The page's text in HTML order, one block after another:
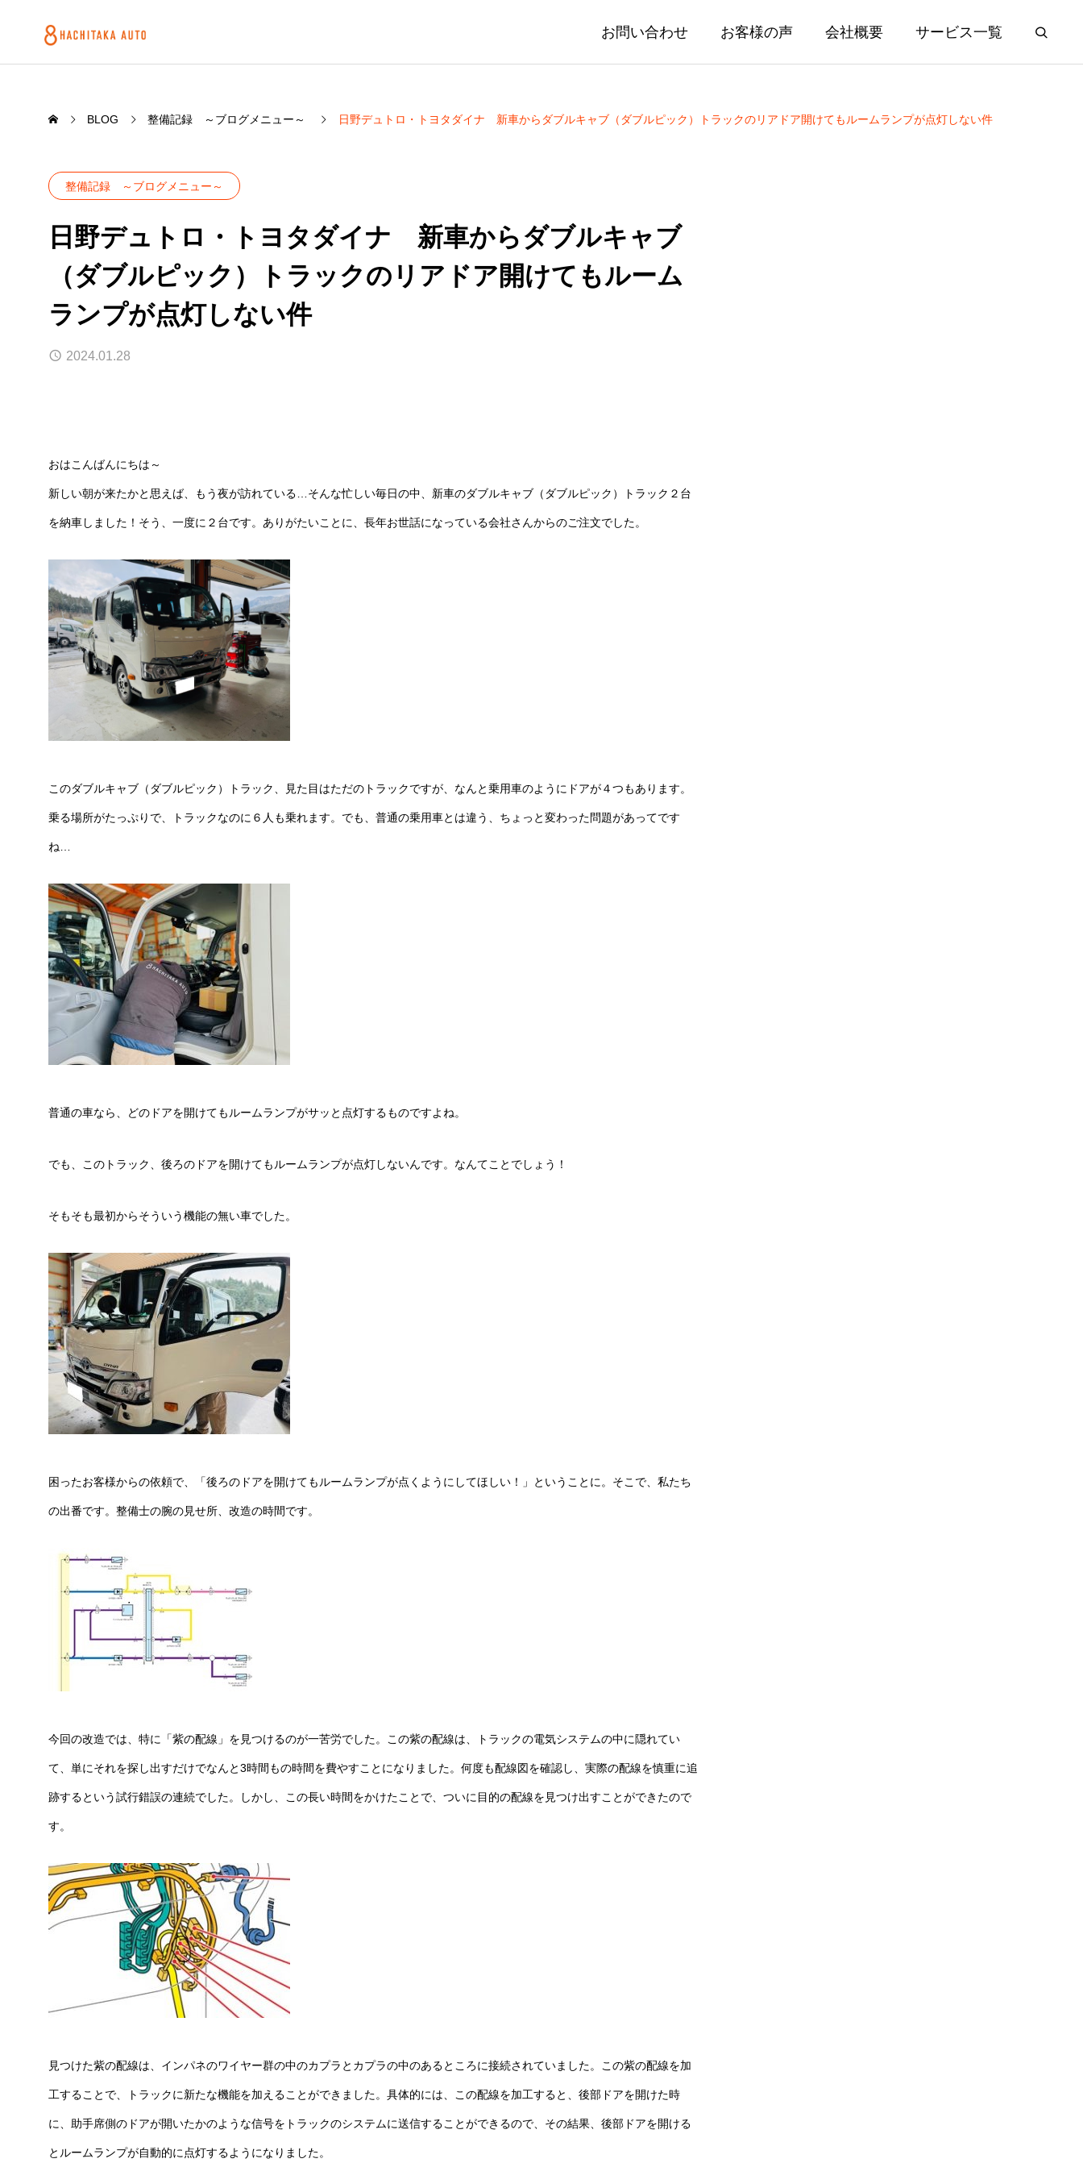
お問い合わせ お客様の声 会社概要 サービス一覧
BLOG 整備記録 ～ブログメニュー～ 日野デュトロ・トヨタダイナ 新車からダブルキャブ（ダブルピック）トラックのリアドア開けてもルームランプが点灯しない件
整備記録 ～ブログメニュー～
日野デュトロ・トヨタダイナ 新車からダブルキャブ
（ダブルピック）トラックのリアドア開けてもルーム
ランプが点灯しない件
2024.01.28
おはこんばんにちは～
新しい朝が来たかと思えば、もう夜が訪れている…そんな忙しい毎日の中、新車のダブルキャブ（ダブルピック）トラック２台
を納車しました！そう、一度に２台です。ありがたいことに、長年お世話になっている会社さんからのご注文でした。
このダブルキャブ（ダブルピック）トラック、見た目はただのトラックですが、なんと乗用車のようにドアが４つもあります。
乗る場所がたっぷり で、トラックなのに６人も乗れます。でも、普通の乗用車とは違う、ちょっと変わった問題があってです
ね…
普通の車なら、どのドアを開けてもルームランプがサッと点灯するものですよね。
でも、このトラック、後ろのドアを開けてもルームランプが点灯しないんです。なんてことでしょう！
そもそも最初からそういう機能の無い車でした。
困ったお客様からの依頼で、「後ろのドアを開けてもルームランプが点くようにしてほしい！」ということに。そこで、私たち
の出番です。整備士の腕の見せ所、改造の時間です。
今回の改造では、特に「紫の配線」を見つけるのが一苦労でした。この紫の配線は、トラックの電気システムの中に隠れてい
て、単にそれを探し出すだけでなんと3時間もの時間を費やすことになりました。何度も配線図を確認し、実際の配線を慎重に追
跡するという試行錯誤の連続でした。しかし、この長い時間をかけたことで、ついに目的の配線を見つけ出すことができたので
す。
見つけた紫の配線は、インパネのワイヤー群の中のカプラとカプラの中のあるところに接続されていました。この紫の配線を加
工することで、トラックに新たな機能を加えることができました。具体的には、この配線を加工すると、後部ドアを開けた時
に、助手席側のドアが開いたかのような信号をトラックのシステムに送信することができるので、その結果、後部ドアを開ける
とルームランプが自動的に点灯するようになりました。